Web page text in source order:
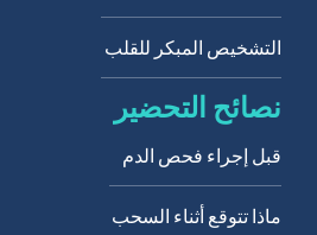
التشخيص المبكر للقلب
نصائح التحضير
قبل إجراء فحص الدم
ماذا تتوقع أثناء السحب